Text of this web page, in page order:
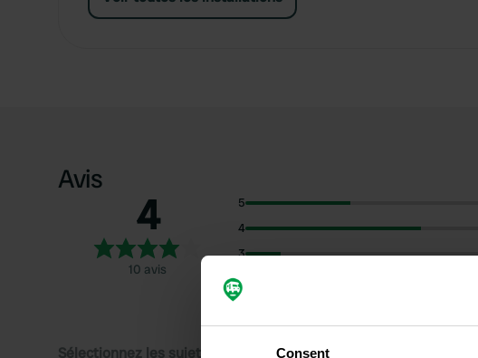
Consent
Avis
4
10 avis
5
4
3
2
Sélectionnez les sujets pour lire les critiques :